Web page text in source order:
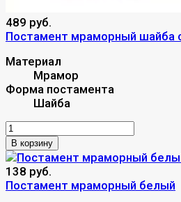
489 руб.
Постамент мраморный шайба
Материал
Мрамор
Форма постамента
Шайба
В корзину
138 руб.
Постамент мраморный белый